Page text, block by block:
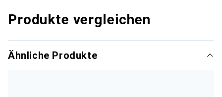
Produkte vergleichen
Ähnliche Produkte